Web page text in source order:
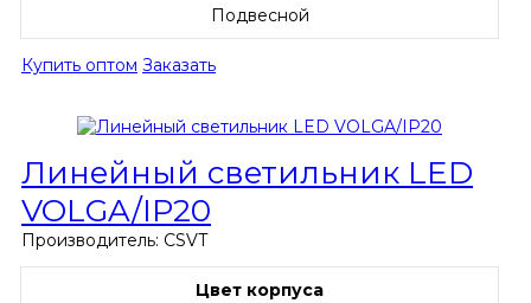
Подвесной
Купить оптом Заказать
Линейный светильник LED
VOLGA/IP20
Производитель: CSVT
Цвет корпуса